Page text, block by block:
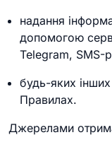
надання
допомогою
Telegram, SMS-
будь-яких
Правилах.
Джерелами